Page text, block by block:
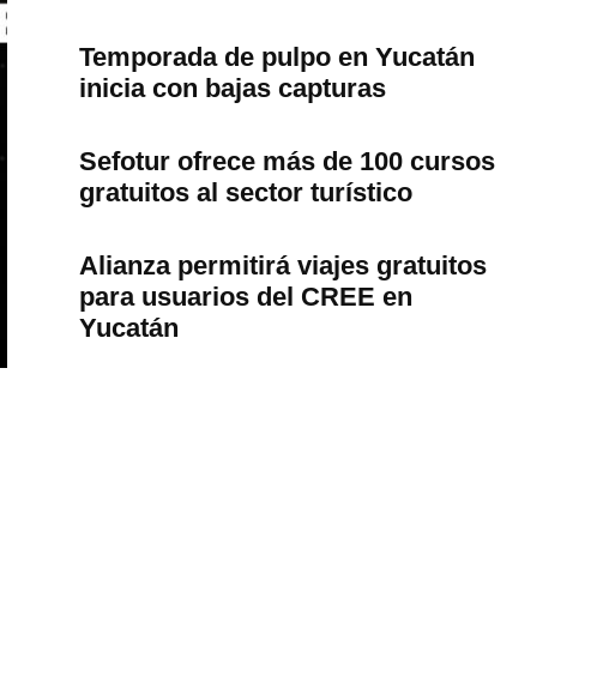
Temporada de pulpo en Yucatán
inicia con bajas capturas
Sefotur ofrece más de 100 cursos
gratuitos al sector turístico
Alianza permitirá viajes gratuitos
para usuarios del CREE en
Yucatán